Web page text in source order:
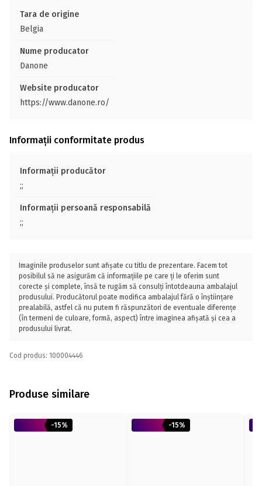
Tara de origine
Belgia
Nume producator
Danone
Website producator
https://www.danone.ro/
Informații conformitate produs
Informații producător
;;
Informații persoană responsabilă
;;
Imaginile produselor sunt afișate cu titlu de prezentare. Facem tot
posibilul să ne asigurăm că informațiile pe care ți le oferim sunt
corecte și complete, însă te rugăm să consulți întotdeauna ambalajul
produsului. Producătorul poate modifica ambalajul fără o înștiințare
prealabilă, astfel că nu putem fi răspunzători de eventuale diferențe
(în termeni de culoare, formă, aspect) între imaginea afișată și cea a
produsului livrat.
Cod produs: 100004446
Produse similare
-15% -15%